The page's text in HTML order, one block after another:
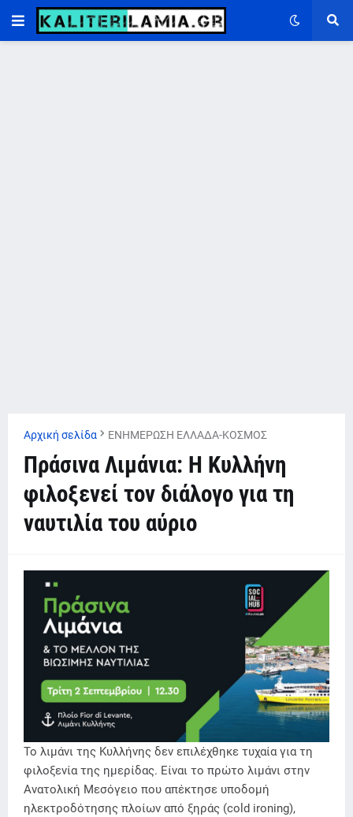
Αρχική σελίδα ΕΝΗΜΕΡΩΣΗ ΕΛΛΑΔΑ-ΚΟΣΜΟΣ
Πράσινα Λιμάνια: Η Κυλλήνη
φιλοξενεί τον διάλογο για τη
ναυτιλία του αύριο
Το λιμάνι της Κυλλήνης δεν επιλέχθηκε τυχαία για τη
φιλοξενία της ημερίδας. Είναι το πρώτο λιμάνι στην
Ανατολική Μεσόγειο που απέκτησε υποδομή
ηλεκτροδότησης πλοίων από ξηράς (cold ironing),